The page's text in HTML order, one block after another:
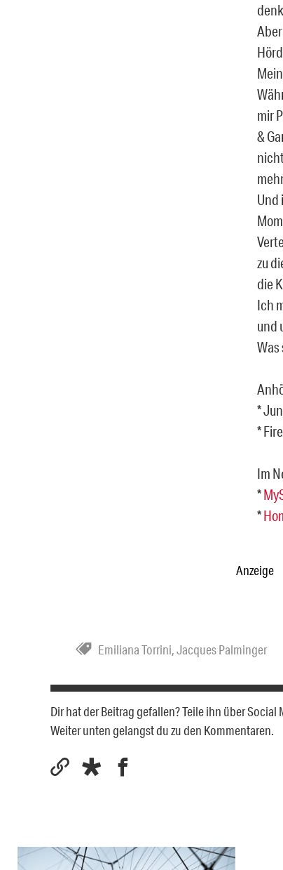
mir
&
Und
zu
die
Ich
und
*
*
Im
*
*
Anzeige
Emiliana Torrini,Jacques Palminger
Dir hat der Beitrag gefallen? Teile ihn über
Weiter unten gelangst du zu den Kommentaren.